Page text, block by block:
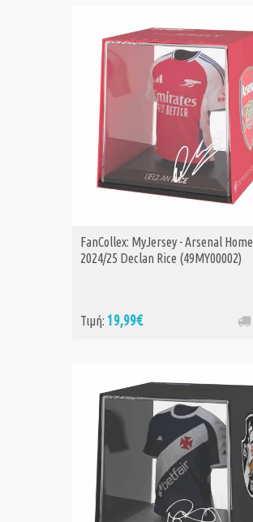
FanCollex: MyJersey - Arsenal Home
2024/25 Declan Rice (49MY00002)
Τιμή: 19,99€